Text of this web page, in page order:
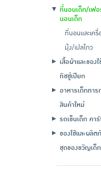
ที่นอนเด็ก/เฟ
นอนเด็ก
ที่นอนและเค
มุ้ง/เปลไกว
เสื้อผ้าและของ
ทิชชู่เปียก
อาหารเด็กทาร
สินค้าใหม่
รถเข็นเด็ก คา
ของใช้และผลิ
ชุดของขวัญเด็ก